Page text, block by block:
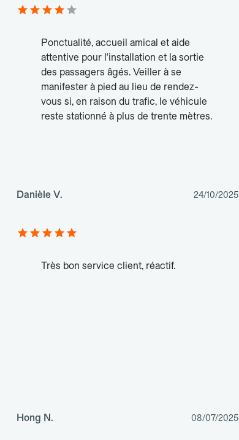
Ponctualité, accueil amical et aide
attentive pour l'installation et la sortie
des passagers âgés. Veiller à se
manifester à pied au lieu de rendez-
vous si, en raison du trafic, le véhicule
reste stationné à plus de trente mètres.
Danièle V. 24/10/2025
Très bon service client, réactif.
Hong N. 08/07/2025